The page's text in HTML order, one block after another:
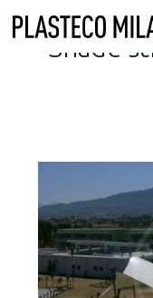
Shade